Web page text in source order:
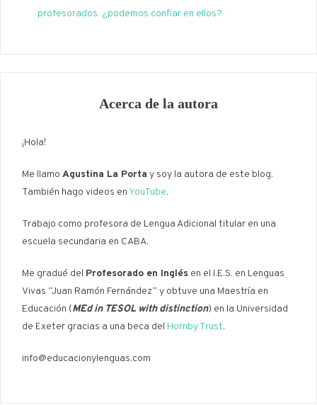
profesorados. ¿podemos confiar en ellos?
Acerca de la autora
¡Hola!
Me llamo Agustina La Porta y soy la autora de este blog.
También hago videos en YouTube.
Trabajo como profesora de Lengua Adicional titular en una
escuela secundaria en CABA.
Me gradué del Profesorado en Inglés en el I.E.S. en Lenguas
Vivas “Juan Ramón Fernández” y obtuve una Maestría en
Educación (MEd in TESOL with distinction) en la Universidad
de Exeter gracias a una beca del Hornby Trust.
info@educacionylenguas.com